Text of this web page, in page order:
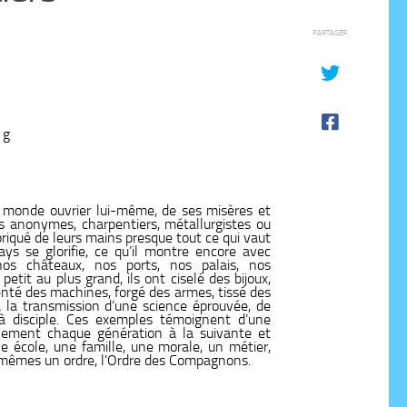
ouvrier lui-même, de ses misères et
anonymes, charpentiers, métallurgistes ou
de leurs mains presque tout ce qui vaut
se glorifie, ce qu’il montre encore avec
châteaux, nos ports, nos palais, nos
au plus grand, ils ont ciselé des bijoux,
des machines, forgé des armes, tissé des
transmission d’une science éprouvée, de
Ces exemples témoignent d’une
chaque génération à la suivante et
école, une famille, une morale, un métier,
un ordre, l’Ordre des Compagnons.
PARTAGER